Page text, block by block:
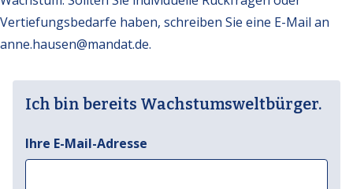
Vertiefungsbedarfe haben, schreiben Sie eine E-Mail an
anne.hausen@mandat.de.
Ich bin bereits Wachstumsweltbürger.
Ihre E-Mail-Adresse